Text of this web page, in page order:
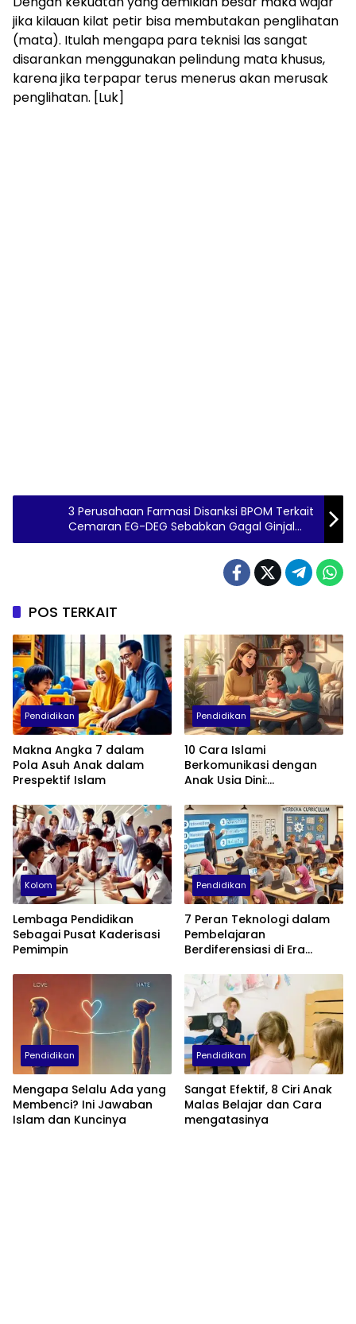
jika kilauan kilat petir bisa membutakan penglihatan
(mata). Itulah mengapa para teknisi las sangat
disarankan menggunakan pelindung mata khusus,
karena jika terpapar terus menerus akan merusak
penglihatan. [Luk]
3 Perusahaan Farmasi Disanksi BPOM Terkait
Cemaran EG-DEG Sebabkan Gagal Ginjal
Akut
POS TERKAIT
Pendidikan
Makna Angka 7 dalam
Pola Asuh Anak dalam
Prespektif Islam
Pendidikan
10 Cara Islami
Berkomunikasi dengan
Anak Usia Dini:
Empati, dan Cinta
Kolom
Lembaga Pendidikan
Sebagai Pusat Kaderisasi
Pemimpin
Pendidikan
7 Peran Teknologi dalam
Pembelajaran
Berdiferensiasi di Era
Pendidikan
Mengapa Selalu Ada yang
Membenci? Ini Jawaban
Islam dan Kuncinya
Pendidikan
Sangat Efektif, 8 Ciri Anak
Malas Belajar dan Cara
mengatasinya